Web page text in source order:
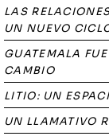
LAS
UN NUEVO
GUATEMALA
CAMBIO
LITIO: UN
UN LLAMATIVO